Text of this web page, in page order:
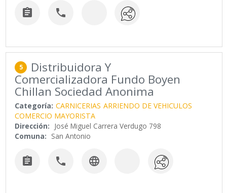
 
5 Distribuidora Y
Comercializadora Fundo Boyen
Chillan Sociedad Anonima
Categoría: CARNICERIAS ARRIENDO DE VEHICULOS
COMERCIO MAYORISTA
Dirección: José Miguel Carrera Verdugo 798
Comuna: San Antonio
  